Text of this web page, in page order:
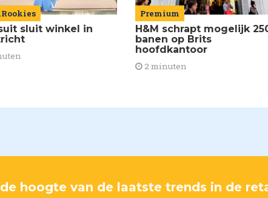
sluit winkel in
Premium
H&M schrapt mogelijk
banen op Brits
hoofdkantoor
2 minuten
hoogte van de laatste trends in de